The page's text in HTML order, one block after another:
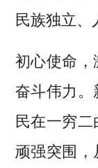
民族独立、
初心使命
奋斗伟力。
民在一穷
顽强突围，